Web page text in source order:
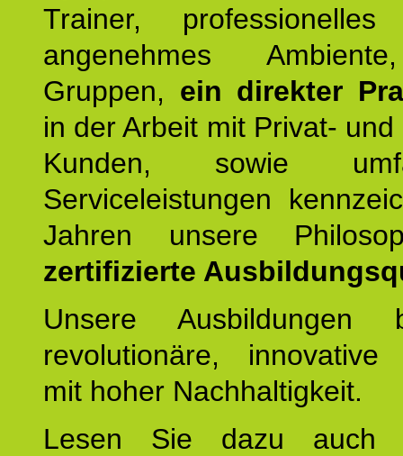
Trainer, professionelles
angenehmes
Gruppen, ein direkter
in der Arbeit mit Privat-
Kunden, sowie
Serviceleistungen
Jahren unsere
zertifizierte
Unsere Ausbildungen
revolutionäre, innovative
mit hoher Nachhaltigkeit.
Lesen Sie dazu